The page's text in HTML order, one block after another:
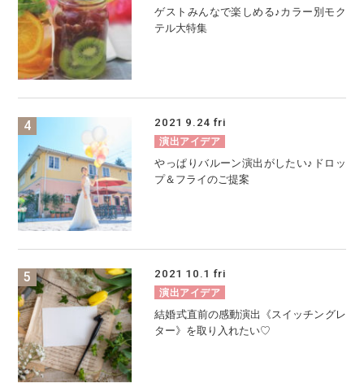
ゲストみんなで楽しめる♪カラー別モク
テル大特集
2021 9.24 fri
演出アイデア
やっぱりバルーン演出がしたい♪ドロッ
プ＆フライのご提案
2021 10.1 fri
演出アイデア
結婚式直前の感動演出《スイッチングレ
ター》を取り入れたい♡